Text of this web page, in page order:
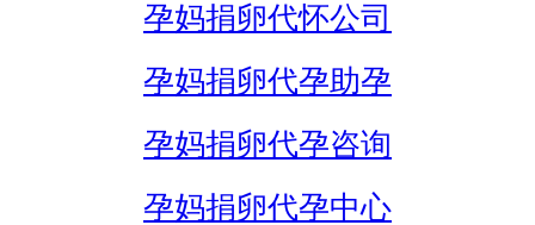
孕妈捐卵代怀公司
孕妈捐卵代孕助孕
孕妈捐卵代孕咨询
孕妈捐卵代孕中心